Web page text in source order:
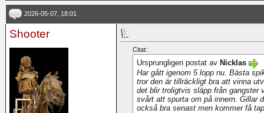
2026-05-07, 18:01
Shooter
Citat:
Ursprungligen postat av Nicklas
Har gått igenom 5 lopp nu. Bästa
tror den är tillräckligt bra att vinna
det blir troligtvis släpp från gangster
svårt att spurta om på innern. Gillar
också bra senast men kommer få